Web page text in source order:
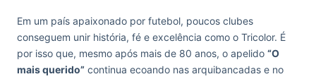
Em um país apaixonado por futebol, poucos clubes
conseguem unir história, fé e excelência como o Tricolor. É
por isso que, mesmo após mais de 80 anos, o apelido “O
mais querido” continua ecoando nas arquibancadas e no